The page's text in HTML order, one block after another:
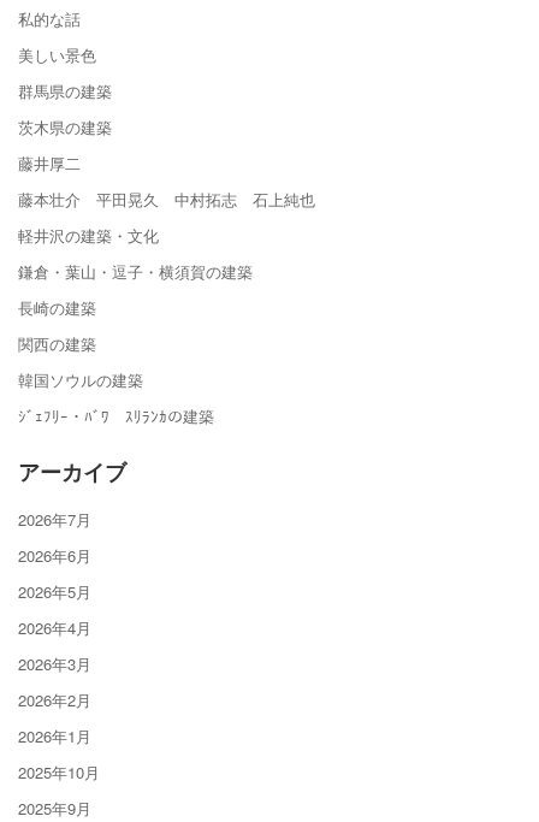
私的な話
美しい景色
群馬県の建築
茨木県の建築
藤井厚二
藤本壮介 平田晃久 中村拓志 石上純也
軽井沢の建築・文化
鎌倉・葉山・逗子・横須賀の建築
長崎の建築
関西の建築
韓国ソウルの建築
ｼﾞｪﾌﾘｰ・ﾊﾞﾜ ｽﾘﾗﾝｶの建築
アーカイブ
2026年7月
2026年6月
2026年5月
2026年4月
2026年3月
2026年2月
2026年1月
2025年10月
2025年9月